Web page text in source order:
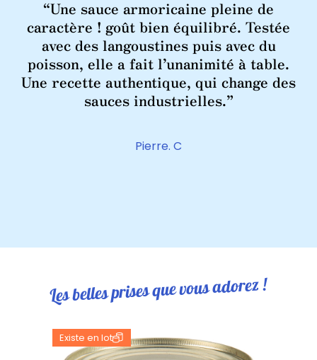
“Une sauce armoricaine pleine de
caractère ! goût bien équilibré. Testée
avec des langoustines puis avec du
poisson, elle a fait l’unanimité à table.
Une recette authentique, qui change des
sauces industrielles.”
Pierre. C
Les belles prises que vous adorez !
Existe en lot